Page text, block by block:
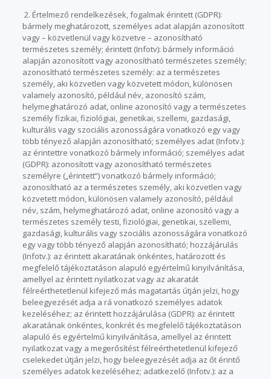
2. Értelmező rendelkezések, fogalmak érintett (GDPR):
bármely meghatározott, személyes adat alapján azonosított
vagy – közvetlenül vagy közvetve – azonosítható
természetes személy; érintett (Infotv): bármely információ
alapján azonosított vagy azonosítható természetes személy;
azonosítható természetes személy: az a természetes
személy, aki közvetlen vagy közvetett módon, különösen
valamely azonosító, például név, azonosító szám,
helymeghatározó adat, online azonosító vagy a természetes
személy fizikai, fiziológiai, genetikai, szellemi, gazdasági,
kulturális vagy szociális azonosságára vonatkozó egy vagy
több tényező alapján azonosítható; személyes adat (Infotv.):
az érintettre vonatkozó bármely információ; személyes adat
(GDPR): azonosított vagy azonosítható természetes
személyre („érintett”) vonatkozó bármely információ;
azonosítható az a természetes személy, aki közvetlen vagy
közvetett módon, különösen valamely azonosító, például
név, szám, helymeghatározó adat, online azonosító vagy a
természetes személy testi, fiziológiai, genetikai, szellemi,
gazdasági, kulturális vagy szociális azonosságára vonatkozó
egy vagy több tényező alapján azonosítható; hozzájárulás
(Infotv.): az érintett akaratának önkéntes, határozott és
megfelelő tájékoztatáson alapuló egyértelmű kinyilvánítása,
amellyel az érintett nyilatkozat vagy az akaratát
félreérthetetlenül kifejező más magatartás útján jelzi, hogy
beleegyezését adja a rá vonatkozó személyes adatok
kezeléséhez; az érintett hozzájárulása (GDPR): az érintett
akaratának önkéntes, konkrét és megfelelő tájékoztatáson
alapuló és egyértelmű kinyilvánítása, amellyel az érintett
nyilatkozat vagy a megerősítést félreérthetetlenül kifejező
cselekedet útján jelzi, hogy beleegyezését adja az őt érintő
személyes adatok kezeléséhez; adatkezelő (Infotv.): az a